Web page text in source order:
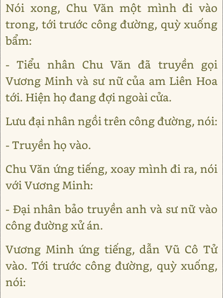
Nói xong, Chu Văn một mình đi vào
trong, tới trước công đường, quỳ xuống
bẩm:
- Tiểu nhân Chu Văn đã truyền gọi
Vương Minh và sư nữ của am Liên Hoa
tới. Hiện họ đang đợi ngoài cửa.
Lưu đại nhân ngồi trên công đường, nói:
- Truyền họ vào.
Chu Văn ứng tiếng, xoay mình đi ra, nói
với Vương Minh:
- Đại nhân bảo truyền anh và sư nữ vào
công đường xử án.
Vương Minh ứng tiếng, dẫn Vũ Cô Tử
vào. Tới trước công đường, quỳ xuống,
nói: